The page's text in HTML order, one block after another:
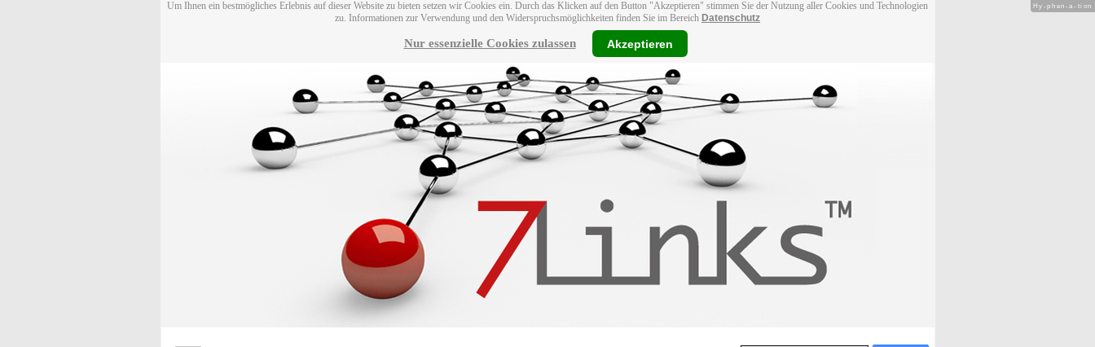
Um Ihnen ein bestmögliches Erlebnis auf dieser Website zu bieten setzen wir Cookies ein. Durch das Klicken auf den Button "Akzeptieren" stimmen Sie der Nutzung aller Cookies und Technologien
zu. Informationen zur Verwendung und den Widerspruchsmöglichkeiten finden Sie im Bereich Datenschutz
Nur essenzielle Cookies zulassen Akzeptieren
Hy-phen-a-tion